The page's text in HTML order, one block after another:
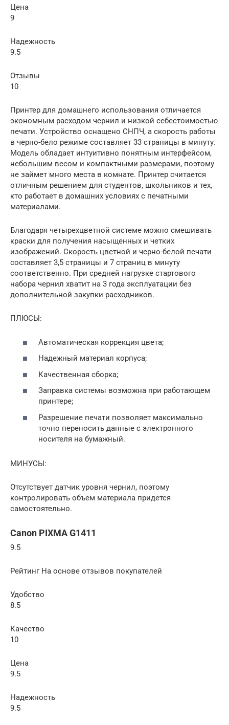
Цена
9
Надежность
9.5
Отзывы
10
Принтер для домашнего использования отличается
экономным расходом чернил и низкой себестоимостью
печати. Устройство оснащено СНПЧ, а скорость работы
в черно-бело режиме составляет 33 страницы в минуту.
Модель обладает интуитивно понятным интерфейсом,
небольшим весом и компактными размерами, поэтому
не займет много места в комнате. Принтер считается
отличным решением для студентов, школьников и тех,
кто работает в домашних условиях с печатными
материалами.
Благодаря четырехцветной системе можно смешивать
краски для получения насыщенных и четких
изображений. Скорость цветной и черно-белой печати
составляет 3,5 страницы и 7 страниц в минуту
соответственно. При средней нагрузке стартового
набора чернил хватит на 3 года эксплуатации без
дополнительной закупки расходников.
ПЛЮСЫ:
Автоматическая коррекция цвета;
Надежный материал корпуса;
Качественная сборка;
Заправка системы возможна при работающем
принтере;
Разрешение печати позволяет максимально
точно переносить данные с электронного
носителя на бумажный.
МИНУСЫ:
Отсутствует датчик уровня чернил, поэтому
контролировать объем материала придется
самостоятельно.
Canon PIXMA G1411
9.5
Рейтинг На основе отзывов покупателей
Удобство
8.5
Качество
10
Цена
9.5
Надежность
9.5